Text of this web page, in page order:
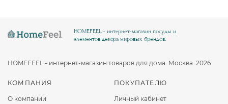
КОМПАНИЯ
О компании
ПОКУПАТЕЛЮ
Личный кабинет
HOMEFEEL - интернет-магазин посуды и
элементов декора мировых брендов.
HOMEFEEL - интернет-магазин товаров для дома. Москва. 2026